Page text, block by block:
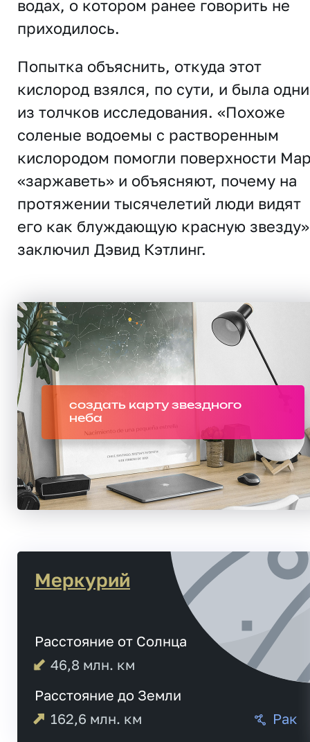
водах, о котором ранее говорить не
приходилось.
Попытка объяснить, откуда этот
кислород взялся, по сути, и была
из толчков исследования. «Похоже
соленые водоемы с растворенным
кислородом помогли поверхности
«заржаветь» и объясняют, почему на
протяжении тысячелетий люди видят
его как блуждающую красную
заключил Дэвид Кэтлинг.
создать карту звездного
неба
Меркурий
Расстояние от Солнца
46,8 млн. км
Расстояние до Земли
162,6 млн. км Рак